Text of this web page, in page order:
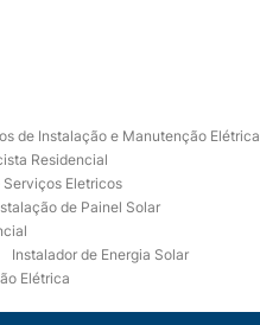
de Instalação e Manutenção Elétrica
Residencial
Serviços Eletricos
de Painel Solar
Instalador de Energia Solar
Elétrica